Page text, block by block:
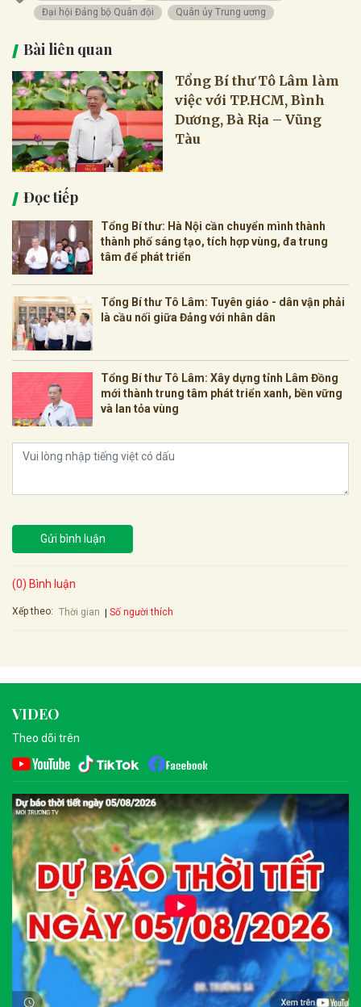
Đại hội Đảng bộ Quân đội
Quân ủy Trung ương
Bài liên quan
Tổng Bí thư Tô Lâm làm
việc với TP.HCM, Bình
Dương, Bà Rịa – Vũng
Tàu
Đọc tiếp
Tổng Bí thư: Hà Nội cần chuyển mình thành
thành phố sáng tạo, tích hợp vùng, đa trung
tâm để phát triển
Tổng Bí thư Tô Lâm: Tuyên giáo - dân vận phải
là cầu nối giữa Đảng với nhân dân
Tổng Bí thư Tô Lâm: Xây dựng tỉnh Lâm Đồng
mới thành trung tâm phát triển xanh, bền vững
và lan tỏa vùng
Gửi bình luận
(0) Bình luận
Xếp theo: Thời gian Số người thích
VIDEO
Theo dõi trên